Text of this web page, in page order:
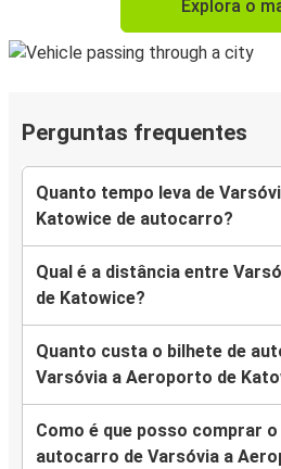
Explora o
Perguntas frequentes
Quanto tempo leva de
Katowice de autocarro?
Qual é a distância entre
de Katowice?
Quanto custa o bilhete de
Varsóvia a Aeroporto de
Como é que posso comprar
autocarro de Varsóvia a